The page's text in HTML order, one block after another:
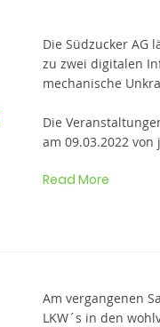
Die Südzucker AG
zu zwei digitalen
mechanische
Die
am 09.03.2022
Read More
Am vergangenen
LKW´s in den